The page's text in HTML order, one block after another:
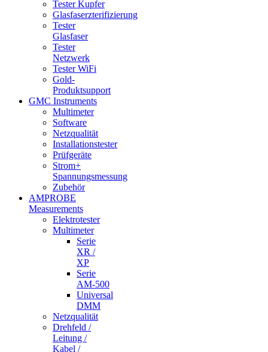
Tester Kupfer
Glasfaserzterifizierung
Tester
Glasfaser
Tester
Netzwerk
Tester WiFi
Gold-
Produktsupport
GMC Instruments
Multimeter
Software
Netzqualität
Installationstester
Prüfgeräte
Strom+
Spannungsmessung
Zubehör
AMPROBE
Measurements
Elektrotester
Multimeter
Serie
XR /
XP
Serie
AM-500
Universal
DMM
Netzqualität
Drehfeld /
Leitung /
Kabel /